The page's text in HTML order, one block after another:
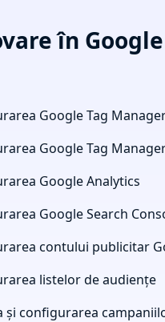
în Google
Google Tag
Google Tag Manager
Google Analytics
Google Search
contului publicitar
listelor de audiențe
și configurarea